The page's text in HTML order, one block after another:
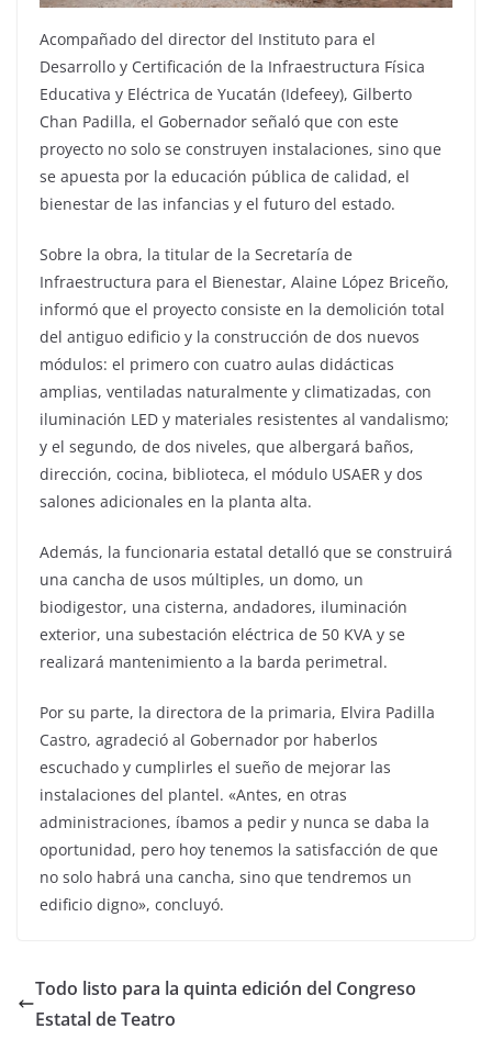
Acompañado del director del Instituto para el
Desarrollo y Certificación de la Infraestructura Física
Educativa y Eléctrica de Yucatán (Idefeey), Gilberto
Chan Padilla, el Gobernador señaló que con este
proyecto no solo se construyen instalaciones, sino que
se apuesta por la educación pública de calidad, el
bienestar de las infancias y el futuro del estado.
Sobre la obra, la titular de la Secretaría de
Infraestructura para el Bienestar, Alaine López Briceño,
informó que el proyecto consiste en la demolición total
del antiguo edificio y la construcción de dos nuevos
módulos: el primero con cuatro aulas didácticas
amplias, ventiladas naturalmente y climatizadas, con
iluminación LED y materiales resistentes al vandalismo;
y el segundo, de dos niveles, que albergará baños,
dirección, cocina, biblioteca, el módulo USAER y dos
salones adicionales en la planta alta.
Además, la funcionaria estatal detalló que se construirá
una cancha de usos múltiples, un domo, un
biodigestor, una cisterna, andadores, iluminación
exterior, una subestación eléctrica de 50 KVA y se
realizará mantenimiento a la barda perimetral.
Por su parte, la directora de la primaria, Elvira Padilla
Castro, agradeció al Gobernador por haberlos
escuchado y cumplirles el sueño de mejorar las
instalaciones del plantel. «Antes, en otras
administraciones, íbamos a pedir y nunca se daba la
oportunidad, pero hoy tenemos la satisfacción de que
no solo habrá una cancha, sino que tendremos un
edificio digno», concluyó.
Todo listo para la quinta edición del Congreso
Estatal de Teatro